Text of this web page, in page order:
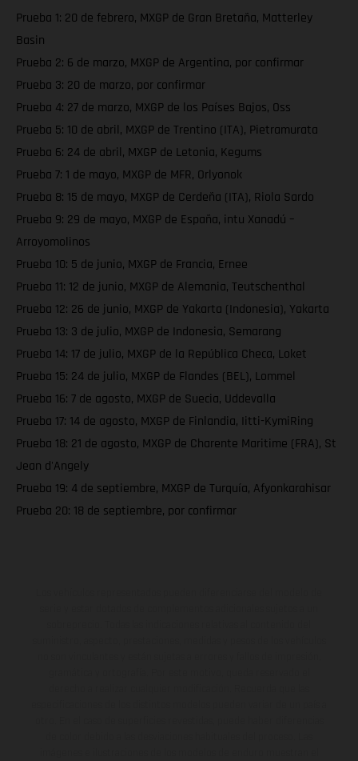
Prueba 1: 20 de febrero, MXGP de Gran Bretaña, Matterley
Basin
Prueba 2: 6 de marzo, MXGP de Argentina, por confirmar
Prueba 3: 20 de marzo, por confirmar
Prueba 4: 27 de marzo, MXGP de los Países Bajos, Oss
Prueba 5: 10 de abril, MXGP de Trentino (ITA), Pietramurata
Prueba 6: 24 de abril, MXGP de Letonia, Kegums
Prueba 7: 1 de mayo, MXGP de MFR, Orlyonok
Prueba 8: 15 de mayo, MXGP de Cerdeña (ITA), Riola Sardo
Prueba 9: 29 de mayo, MXGP de España, intu Xanadú –
Arroyomolinos
Prueba 10: 5 de junio, MXGP de Francia, Ernee
Prueba 11: 12 de junio, MXGP de Alemania, Teutschenthal
Prueba 12: 26 de junio, MXGP de Yakarta (Indonesia), Yakarta
Prueba 13: 3 de julio, MXGP de Indonesia, Semarang
Prueba 14: 17 de julio, MXGP de la República Checa, Loket
Prueba 15: 24 de julio, MXGP de Flandes (BEL), Lommel
Prueba 16: 7 de agosto, MXGP de Suecia, Uddevalla
Prueba 17: 14 de agosto, MXGP de Finlandia, Iitti-KymiRing
Prueba 18: 21 de agosto, MXGP de Charente Maritime (FRA), St
Jean d'Angely
Prueba 19: 4 de septiembre, MXGP de Turquía, Afyonkarahisar
Prueba 20: 18 de septiembre, por confirmar